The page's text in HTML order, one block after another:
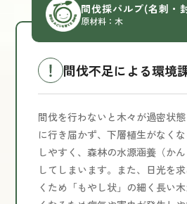
間伐採パルプ(名刺・
原材料：木
間伐不足による環境
間伐を行わないと木々が過密状
に行き届かず、下層植生がなく
しやすく、森林の水源涵養（か
してしまいます。また、日光を
くため「もやし状」の細く長い